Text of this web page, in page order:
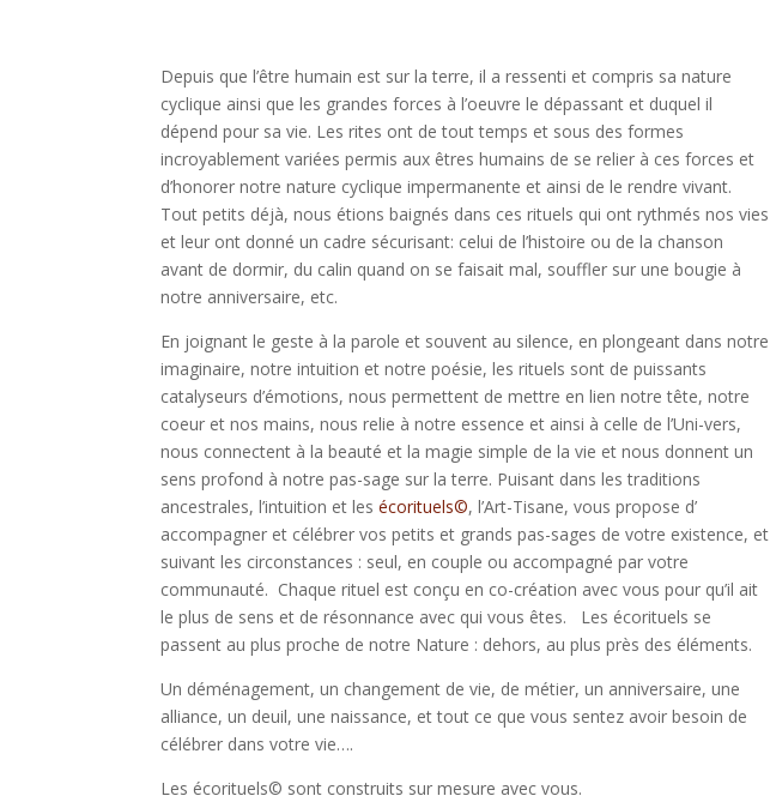
Depuis que l’être humain est sur la terre, il a ressenti et compris sa nature
cyclique ainsi que les grandes forces à l’oeuvre le dépassant et duquel il
dépend pour sa vie. Les rites ont de tout temps et sous des formes
incroyablement variées permis aux êtres humains de se relier à ces forces et
d’honorer notre nature cyclique impermanente et ainsi de le rendre vivant.
Tout petits déjà, nous étions baignés dans ces rituels qui ont rythmés nos vies
et leur ont donné un cadre sécurisant: celui de l’histoire ou de la chanson
avant de dormir, du calin quand on se faisait mal, souffler sur une bougie à
notre anniversaire, etc.
En joignant le geste à la parole et souvent au silence, en plongeant dans notre
imaginaire, notre intuition et notre poésie, les rituels sont de puissants
catalyseurs d’émotions, nous permettent de mettre en lien notre tête, notre
coeur et nos mains, nous relie à notre essence et ainsi à celle de l’Uni-vers,
nous connectent à la beauté et la magie simple de la vie et nous donnent un
sens profond à notre pas-sage sur la terre. Puisant dans les traditions
ancestrales, l’intuition et lesécorituels©, l’Art-Tisane, vous propose d’
accompagner et célébrer vos petits et grands pas-sages de votre existence, et
suivant les circonstances : seul, en couple ou accompagné par votre
communauté. Chaque rituel est conçu en co-création avec vous pour qu’il ait
le plus de sens et de résonnance avec qui vous êtes. Les écorituels se
passent au plus proche de notre Nature : dehors, au plus près des éléments.
Un déménagement, un changement de vie, de métier, un anniversaire, une
alliance, un deuil, une naissance, et tout ce que vous sentez avoir besoin de
célébrer dans votre vie….
Les écorituels© sont construits sur mesure avec vous.